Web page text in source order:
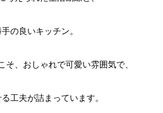
の良いキッチン。
そ、おしゃれで可愛い雰囲気で、
工夫が詰まっています。